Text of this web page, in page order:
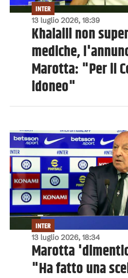
13 luglio 2026, 18:39
INTER
Khalaili non
mediche,
Marotta: "Per il
idoneo"
13 luglio 2026, 18:34
INTER
Marotta
"Ha fatto una